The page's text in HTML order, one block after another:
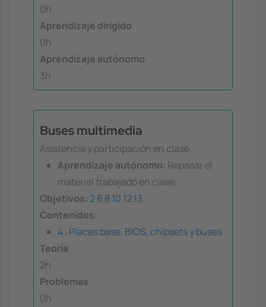
0h
Aprendizaje dirigido
0h
Aprendizaje autónomo
3h
Buses multimedia
Asistencia y participación en clase
Aprendizaje autónomo: Repasar el
material trabajado en clase
Objetivos: 26 8 10 1213
Contenidos:
4 . Placas base, BIOS, chipsets y buses
Teoría
2h
Problemas
0h